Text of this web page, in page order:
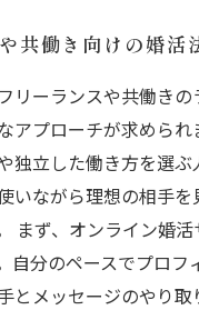
共働き向けの婚活
リーランスや共働きの
アプローチが求められ
独立した働き方を選ぶ
いながら理想の相手
まず、オンライン婚
自分のペースでプロフ
とメッセージのやり取